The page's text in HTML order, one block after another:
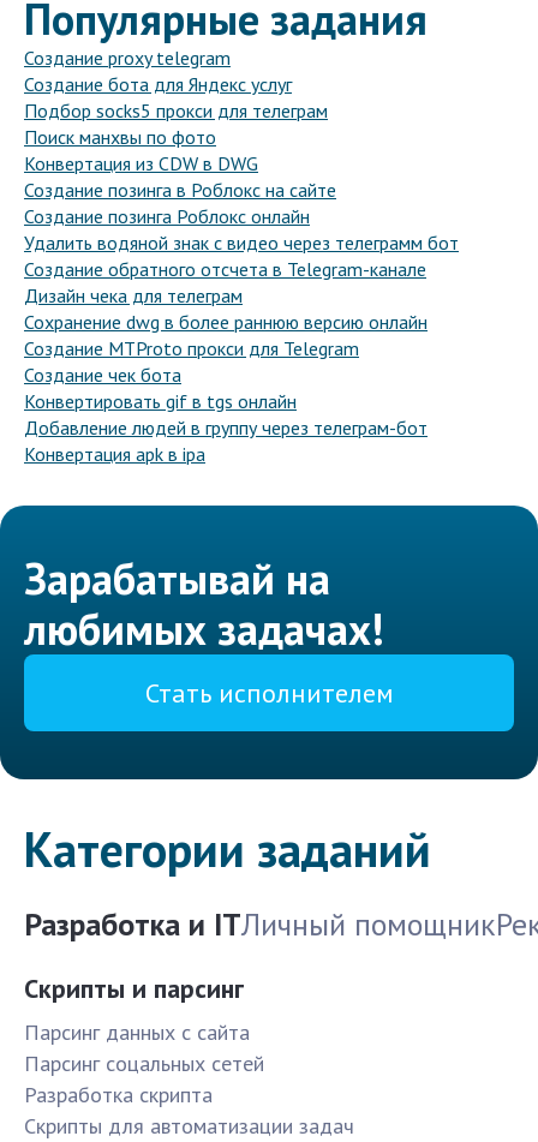
Популярные задания
Создание proxy telegram
Создание бота для Яндекс услуг
Подбор socks5 прокси для телеграм
Поиск манхвы по фото
Конвертация из CDW в DWG
Создание позинга в Роблокс на сайте
Создание позинга Роблокс онлайн
Удалить водяной знак с видео через телеграмм бот
Создание обратного отсчета в Telegram-канале
Дизайн чека для телеграм
Сохранение dwg в более раннюю версию онлайн
Создание MTProto прокси для Telegram
Создание чек бота
Конвертировать gif в tgs онлайн
Добавление людей в группу через телеграм-бот
Конвертация apk в ipa
Зарабатывай на
любимых задачах!
Стать исполнителем
Категории заданий
Разработка и ITЛичный помощник
Скрипты и парсинг
Парсинг данных с сайта
Парсинг соцальных сетей
Разработка скрипта
Скрипты для автоматизации задач